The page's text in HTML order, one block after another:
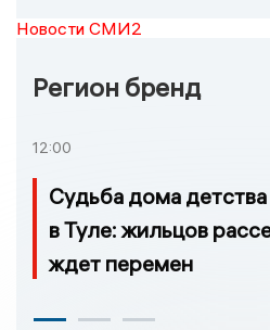
Новости СМИ2
Регион бренд
12:00
Судьба дома
в Туле: жильцов
ждет перемен